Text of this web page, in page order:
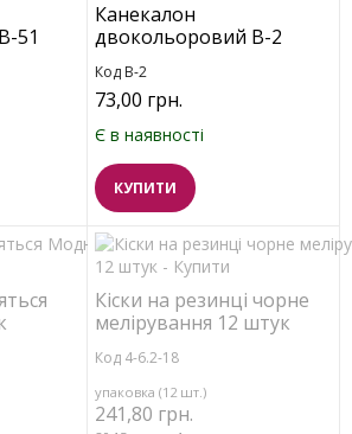
51
Канекалон
двокольоровий B-2
Код B-2
73,00 грн.
Є в наявності
КУПИТИ
Кіски на резинці чорне
мелірування 12 штук
Код 4-6.2-18
упаковка (12 шт.)
241,80 грн.